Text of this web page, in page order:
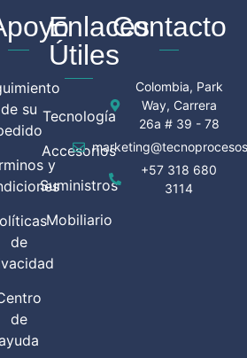
de su
y
de
de
Enlaces
Útiles
Tecnología
Accesorios
Suministros
Mobiliario
Contacto
Colombia, Park
Way, Carrera
26a # 39 - 78
+57 318 680
3114